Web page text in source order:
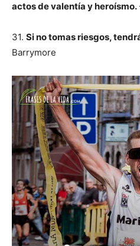
actos de valentía y heroísmo.
31. Si no tomas riesgos,
Barrymore